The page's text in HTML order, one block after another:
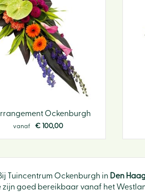
Ockenburgh
vanaf € 100,00
Tuincentrum Ockenburgh in Den
goed bereikbaar vanaf het